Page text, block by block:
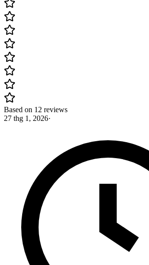
Based on 12 reviews
27 thg 1, 2026·